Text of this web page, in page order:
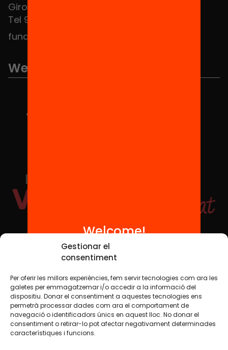
Gestionar el
consentiment
Per oferir les millors experiències, fem servir tecnologies com ara les
galetes per emmagatzemar i/o accedir a la informació del
dispositiu. Donar el consentiment a aquestes tecnologies ens
permetrà processar dades com ara el comportament de
navegació o identificadors únics en aquest lloc. No donar el
consentiment o retirar-lo pot afectar negativament determinades
característiques i funcions.
Girona 34, interior 08010 Barcelona
Tel 934 588 700
fundacio@equitat.org
We are part of...
Social Media
TW YTB IG FB IN
Legal NoticeCookie Policy
Welcome!